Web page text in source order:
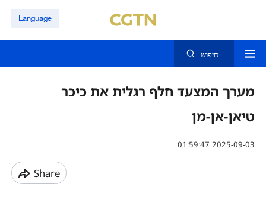
Language
חיפוש
מערך המצעד חלף רגלית את כיכר
טיאן-אן-מן
01:59:47 2025-09-03
Share